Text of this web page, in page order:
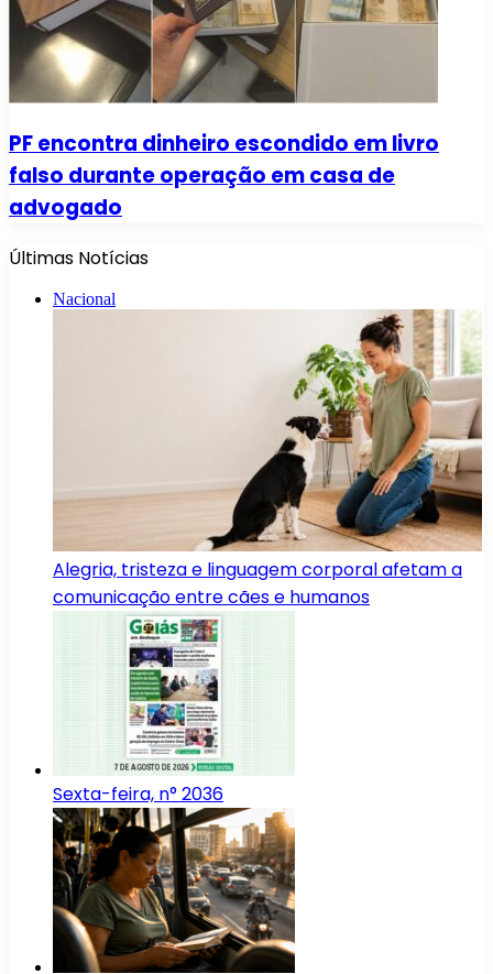
PF encontra dinheiro escondido em livro
falso durante operação em casa de
advogado
Últimas Notícias
Nacional
Alegria, tristeza e linguagem corporal afetam a
comunicação entre cães e humanos
Sexta-feira, n° 2036